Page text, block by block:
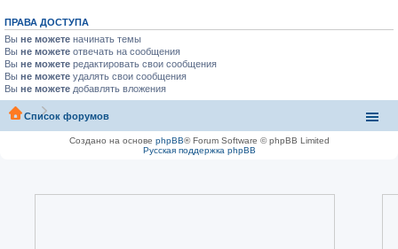
ПРАВА ДОСТУПА
Вы не можете начинать темы
Вы не можете отвечать на сообщения
Вы не можете редактировать свои сообщения
Вы не можете удалять свои сообщения
Вы не можете добавлять вложения
Список форумов
Создано на основе phpBB® Forum Software © phpBB Limited
Русская поддержка phpBB